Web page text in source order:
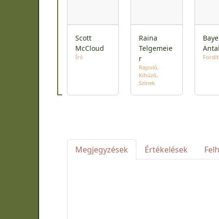
Scott
McCloud
Író
Raina
Telgemeie
r
Rajzoló
Kihúzó
Színek
Antal
Megjegyzések Értékelések